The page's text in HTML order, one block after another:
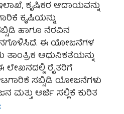
ಕೃಷಿಕರ ಆದಾಯವನ್ನು
ಕೃಷಿಯನ್ನು
ಹಾಗೂ ನೆರವಿನ
ಈ ಯೋಜನೆಗಳ
ಆಧುನಿಕತೆಯನ್ನು
ಲೇಖನದಲ್ಲಿ ರೈತರಿಗೆ
ಸಬ್ಸಿಡಿ ಯೋಜನೆಗಳು
ಮತ್ತು ಅರ್ಜಿ ಸಲ್ಲಿಕೆ ಕುರಿತ